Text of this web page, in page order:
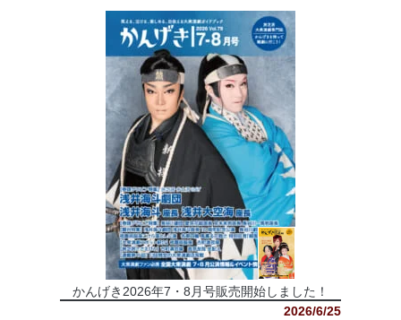
かんげき2026年7・8月号販売開始しました！
2026/6/25